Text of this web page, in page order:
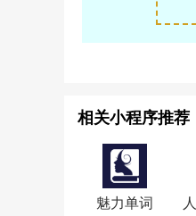
相关小程序推荐
魅力单词